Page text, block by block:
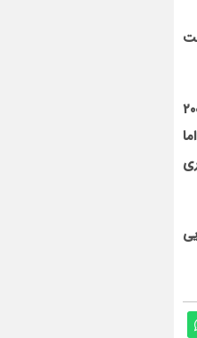
تفکر شهید املاکی می‌ترسند، خاطرنشان کرد: دشمنان با استفاده از ۲۰۰